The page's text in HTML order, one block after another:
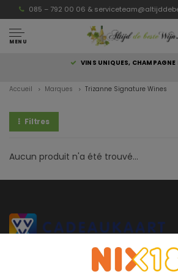
085 – 792 00 06 &
MENU
VINS UNIQUES, CHAMPAGNE
Accueil Marques Trizanne Signature Wines
Filtres
Aucun produit n'a été trouvé...
Altijddebestewijn.nl ne propose que des vins
provenant directement du vigneron et